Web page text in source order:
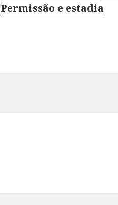
Permissão e estadia